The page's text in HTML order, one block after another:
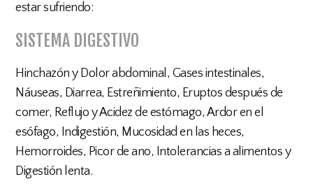
estar sufriendo:
SISTEMA DIGESTIVO
Hinchazón y Dolor abdominal, Gases intestinales,
Náuseas, Diarrea, Estreñimiento, Eruptos después de
comer, Reflujo y Acidez de estómago, Ardor en el
esófago, Indigestión, Mucosidad en las heces,
Hemorroides, Picor de ano, Intolerancias a alimentos y
Digestión lenta.